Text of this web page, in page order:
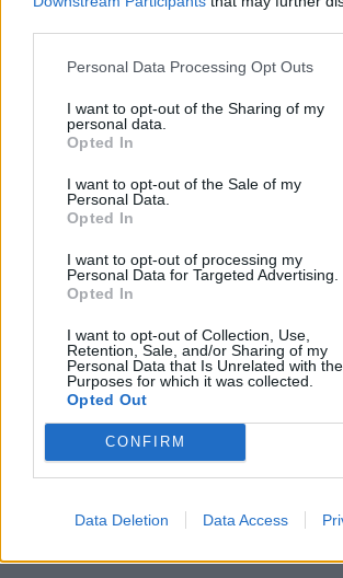
Personal Data Processing Opt Outs
I want to opt-out of the Sharing of my
personal data.
Opted In
I want to opt-out of the Sale of my
Personal Data.
Opted In
I want to opt-out of processing my
Personal Data for Targeted Advertising.
Opted In
I want to opt-out of Collection, Use,
Retention, Sale, and/or Sharing of my
Personal Data that Is Unrelated with the
Purposes for which it was collected.
Opted Out
CONFIRM
Data Deletion Data Access